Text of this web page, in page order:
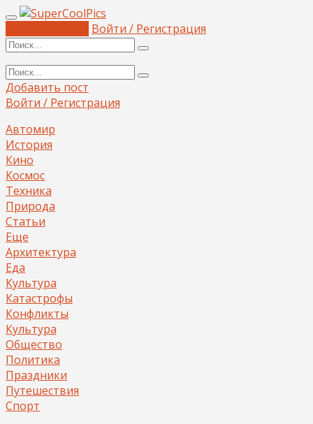
Войти / Регистрация
Добавить пост
Войти / Регистрация
Автомир
История
Кино
Космос
Техника
Природа
Статьи
Еще
Архитектура
Еда
Культура
Катастрофы
Конфликты
Культура
Общество
Политика
Праздники
Путешествия
Спорт